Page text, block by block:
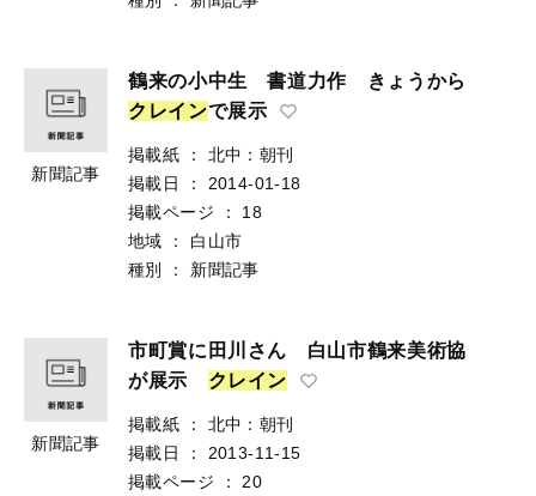
新聞記事
鶴来の小中生 書道力作 きょうから
ク レイ ンで展示
掲載紙 ：
北中：朝刊
掲載日
：
2014-01-18
掲載ページ
：
18
地域
：
白山市
種別
： 新聞記事
新聞記事
市町賞に田川さん 白山市鶴来美術協
が展示 ク レイ ン
掲載紙 ：
北中：朝刊
掲載日
：
2013-11-15
掲載ページ
： 20